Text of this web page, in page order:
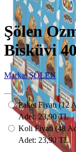
Şölen
Bisküvi
Marka: ŞÖLEN
Paket Fiyatı(12
Adet: 23,90 TL
Koli Fiyatı(48
Adet: 23,90 TL